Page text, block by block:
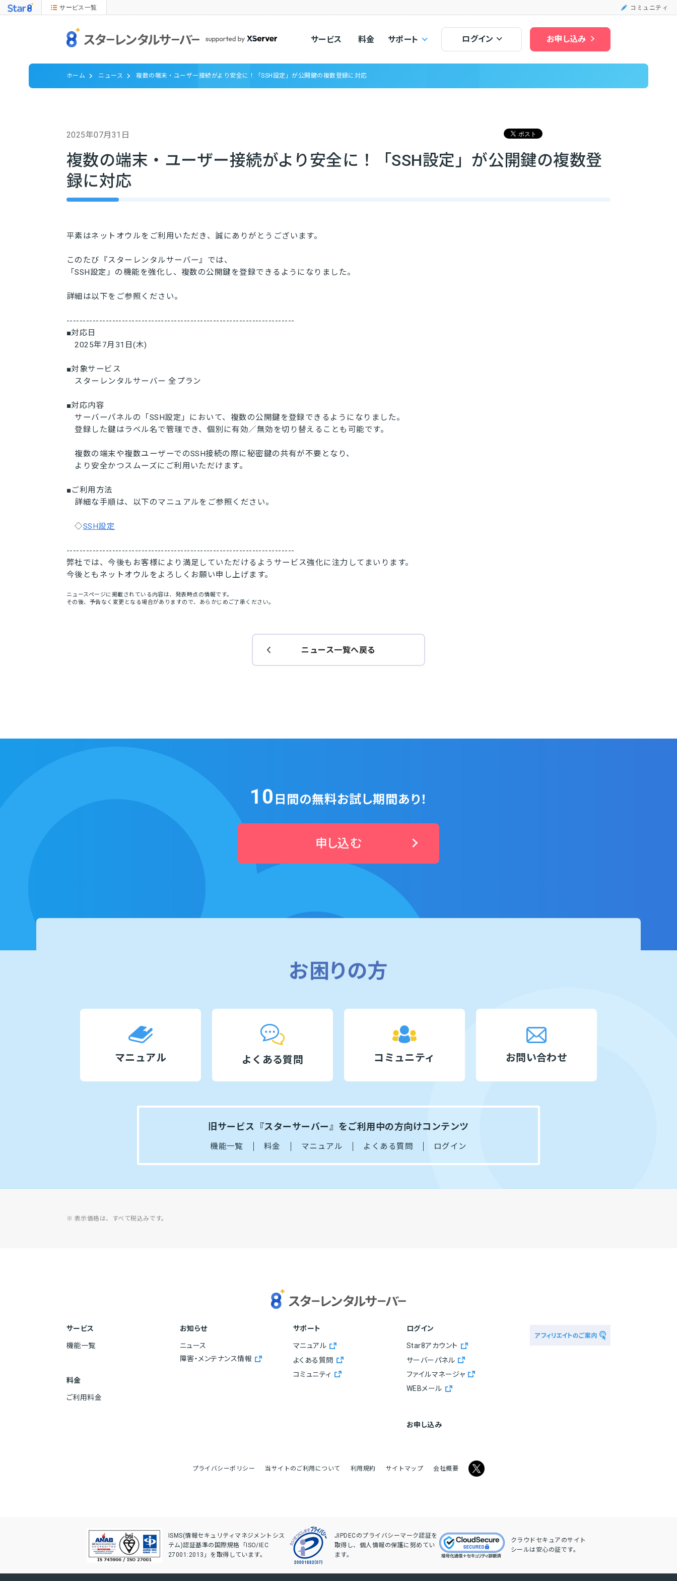
サービス一覧 コミュニティ
サービス 料金 サポート ログイン お申し込み
ホーム ニュース 複数の端末・ユーザー接続がより安全に！「SSH設定」が公開鍵の複数登録に対応
2025年07月31日
複数の端末・ユーザー接続がより安全に！「SSH設定」が公開鍵の複数登
録に対応
平素はネットオウルをご利用いただき、誠にありがとうございます。
このたび『スターレンタルサーバー』では、
「SSH設定」の機能を強化し、複数の公開鍵を登録できるようになりました。
詳細は以下をご参照ください。
----------------------------------------------------------------------
■対応日
2025年7月31日(木)
■対象サービス
スターレンタルサーバー 全プラン
■対応内容
サーバーパネルの「SSH設定」において、複数の公開鍵を登録できるようになりました。
登録した鍵はラベル名で管理でき、個別に有効／無効を切り替えることも可能です。
複数の端末や複数ユーザーでのSSH接続の際に秘密鍵の共有が不要となり、
より安全かつスムーズにご利用いただけます。
■ご利用方法
詳細な手順は、以下のマニュアルをご参照ください。
◇SSH設定
----------------------------------------------------------------------
弊社では、今後もお客様により満足していただけるようサービス強化に注力してまいります。
今後ともネットオウルをよろしくお願い申し上げます。
ニュースページに掲載されている内容は、発表時点の情報です。
その後、予告なく変更となる場合がありますので、あらかじめご了承ください。
ニュース一覧へ戻る
10 日間の無料お試し期間あり！
申し込む
お困りの方
マニュアル よくある質問 コミュニティ お問い合わせ
旧サービス『スターサーバー』をご利用中の方向けコンテンツ
機能一覧 料金 マニュアル よくある質問 ログイン
※ 表示価格は、すべて税込みです。
サービス
機能一覧
料金
ご利用料金
お知らせ
ニュース
障害・メンテナンス情報
サポート
マニュアル
よくある質問
コミュニティ
ログイン
Star8アカウント
サーバーパネル
ファイルマネージャ
WEBメール
お申し込み
プライバシーポリシー 当サイトのご利用について 利用規約 サイトマップ 会社概要
ISMS(情報セキュリティマネジメントシス
テム)認証基準の国際規格「ISO/IEC
27001:2013」を取得しています。
JIPDECのプライバシーマーク認証を
取得し、個人情報の保護に努めてい
ます。
クラウドセキュアのサイト
シールは安心の証です。